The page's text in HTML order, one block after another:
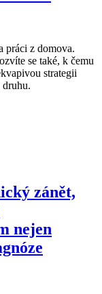
práci z domova.
se také, k čemu
strategii
zánět,
nejen